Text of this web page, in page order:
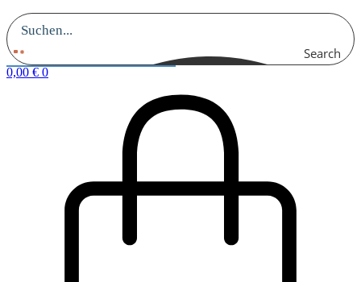
Search
0,00 € 0